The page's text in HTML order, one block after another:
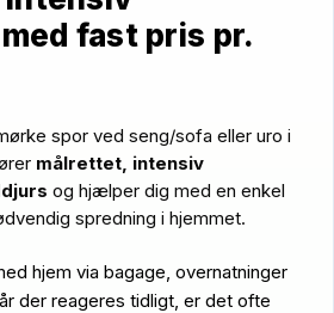
fast pris pr.
spor ved seng/sofa eller uro i
målrettet, intensiv
og hjælper dig med en enkel
spredning i hjemmet.
hjem via bagage, overnatninger
der reageres tidligt, er det ofte